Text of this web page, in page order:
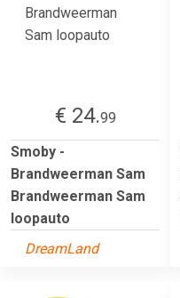
€ 24.99
Smoby -
Brandweerman Sam
Brandweerman Sam
loopauto
DreamLand